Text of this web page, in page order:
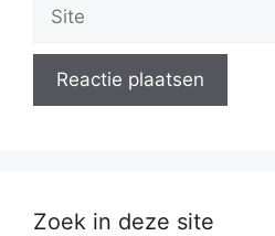
Zoek in deze site